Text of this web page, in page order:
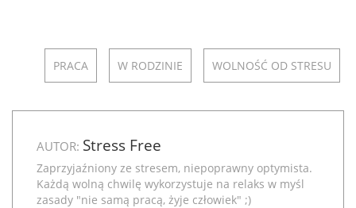
PRACA W RODZINIE WOLNOŚĆ OD STRESU
AUTOR: Stress Free
Zaprzyjaźniony ze stresem, niepoprawny optymista.
Każdą wolną chwilę wykorzystuje na relaks w myśl
zasady "nie samą pracą, żyje człowiek" ;)